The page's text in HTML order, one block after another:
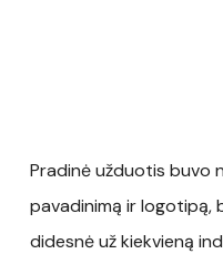
Pradinė užduotis buvo
pavadinimą ir logotipą,
didesnė už kiekvieną